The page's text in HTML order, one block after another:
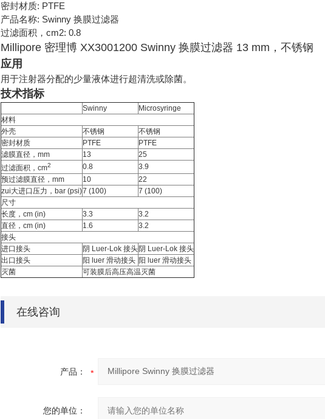
密封材质: PTFE
产品名称: Swinny 换膜过滤器
过滤面积，cm2: 0.8
Millipore 密理博 XX3001200 Swinny 换膜过滤器 13 mm，不锈钢
应用
用于注射器分配的少量液体进行超清洗或除菌。
技术指标
Swinny
Microsyringe
材料
外壳
不锈钢
不锈钢
密封材质
PTFE
PTFE
滤膜直径，mm
13
25
过滤面积，cm2 0.8
3.9
预过滤膜直径，mm
10
22
zui大进口压力，bar (psi)7 (100)
7 (100)
尺寸
长度，cm (in)
3.3
3.2
直径，cm (in)
1.6
3.2
接头
进口接头
阴 Luer-Lok 接头 阴 Luer-Lok 接头
出口接头
阳 luer 滑动接头 阳 luer 滑动接头
灭菌
可装膜后高压高温灭菌
在线咨询
产品：
您的单位：